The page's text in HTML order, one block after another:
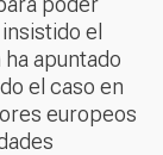
el
apuntado
el caso en
europeos